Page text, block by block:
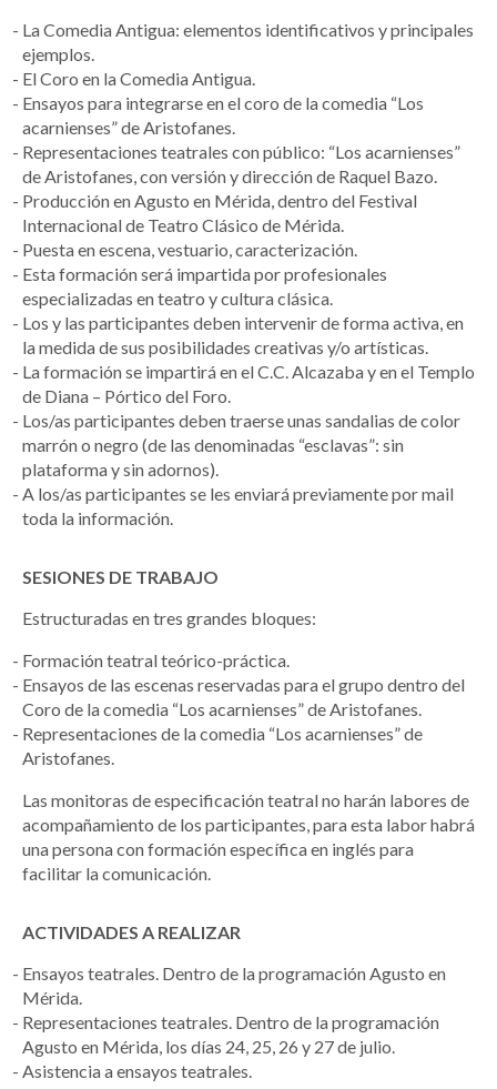
La Comedia Antigua: elementos identificativos y principales
ejemplos.
El Coro en la Comedia Antigua.
Ensayos para integrarse en el coro de la comedia “Los
acarnienses” de Aristofanes.
Representaciones teatrales con público: “Los acarnienses”
de Aristofanes, con versión y dirección de Raquel Bazo.
Producción en Agusto en Mérida, dentro del Festival
Internacional de Teatro Clásico de Mérida.
Puesta en escena, vestuario, caracterización.
Esta formación será impartida por profesionales
especializadas en teatro y cultura clásica.
Los y las participantes deben intervenir de forma activa, en
la medida de sus posibilidades creativas y/o artísticas.
La formación se impartirá en el C.C. Alcazaba y en el Templo
de Diana – Pórtico del Foro.
Los/as participantes deben traerse unas sandalias de color
marrón o negro (de las denominadas “esclavas”: sin
plataforma y sin adornos).
A los/as participantes se les enviará previamente por mail
toda la información.
SESIONES DE TRABAJO
Estructuradas en tres grandes bloques:
Formación teatral teórico-práctica.
Ensayos de las escenas reservadas para el grupo dentro del
Coro de la comedia “Los acarnienses” de Aristofanes.
Representaciones de la comedia “Los acarnienses” de
Aristofanes.
Las monitoras de especificación teatral no harán labores de
acompañamiento de los participantes, para esta labor habrá
una persona con formación específica en inglés para
facilitar la comunicación.
ACTIVIDADES A REALIZAR
Ensayos teatrales. Dentro de la programación Agusto en
Mérida.
Representaciones teatrales. Dentro de la programación
Agusto en Mérida, los días 24, 25, 26 y 27 de julio.
Asistencia a ensayos teatrales.